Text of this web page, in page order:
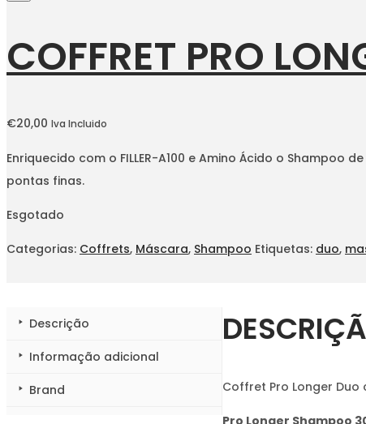
COFFRET PRO
€20,00 Iva Incluido
Enriquecido com o FILLER-A100 e Amino Ácido o
pontas finas.
Esgotado
Categorias: Coffrets, Máscara, Shampoo Etiquetas: duo,
Descrição
Informação adicional
Brand Coffret Pro Longer Duo
Pro Longer Shampoo